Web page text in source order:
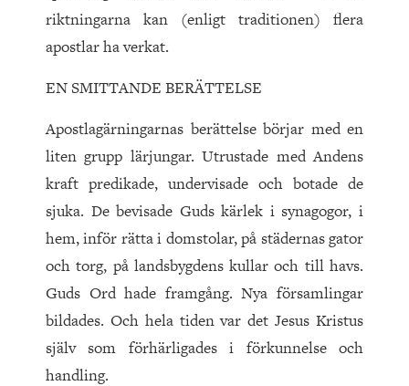
riktningarna kan (enligt traditionen) flera
apostlar ha verkat.
EN SMITTANDE BERÄTTELSE
Apostlagärningarnas berättelse börjar med en
liten grupp lärjungar. Utrustade med Andens
kraft predikade, undervisade och botade de
sjuka. De bevisade Guds kärlek i synagogor, i
hem, inför rätta i domstolar, på städernas gator
och torg, på landsbygdens kullar och till havs.
Guds Ord hade framgång. Nya församlingar
bildades. Och hela tiden var det Jesus Kristus
själv som förhärligades i förkunnelse och
handling.